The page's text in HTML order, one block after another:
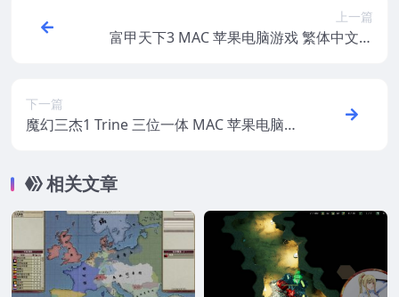
上一篇
富甲天下3 MAC 苹果电脑游戏 繁体中文版
下一篇
魔幻三杰1 Trine 三位一体 MAC 苹果电脑游
相关文章